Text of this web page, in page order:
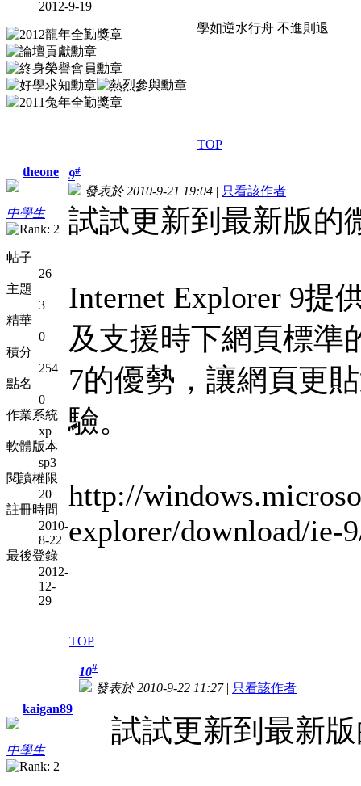
2012-9-19
學如逆水行舟 不進則退
TOP
theone
中學生
帖子
26
主題
3
精華
0
積分
254
點名
0
作業系統
xp
軟體版本
sp3
閱讀權限
20
註冊時間
2010-
8-22
最後登錄
2012-
12-
29
9#
發表於 2010-9-21 19:04 | 只看該作者
試試更新到最新版的
Internet Explorer 9提
及支援時下網頁標準
7的優勢，讓網頁更
驗。
http://
explorer/download/ie-
TOP
kaigan89
中學生
10#
發表於 2010-9-22 11:27| 只看該作者
試試更新到最新